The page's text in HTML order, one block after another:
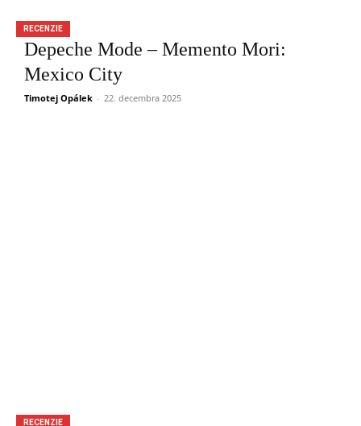
RECENZIE
Depeche Mode – Memento Mori:
Mexico City
Timotej Opálek - 22. decembra 2025
RECENZIE